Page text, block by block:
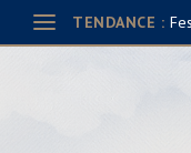
TENDANCE :